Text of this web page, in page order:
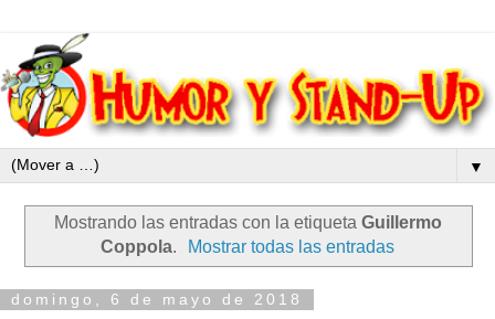
▼
Mostrando las entradas con la etiqueta Guillermo
Coppola. Mostrar todas las entradas
domingo, 6 de mayo de 2018